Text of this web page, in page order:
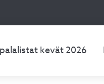
kevät 2026